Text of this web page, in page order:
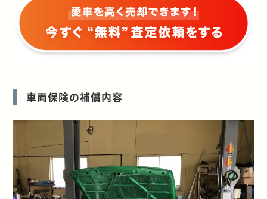
車両保険の補償内容